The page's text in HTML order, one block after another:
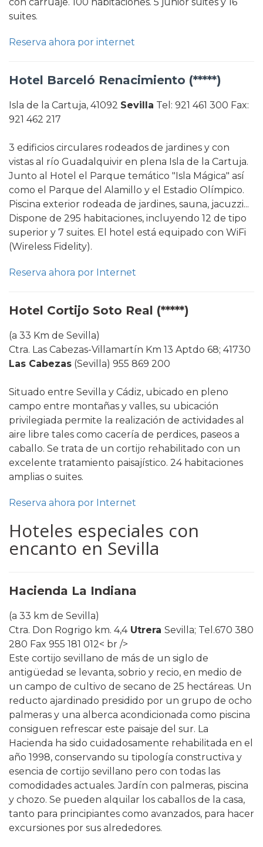
suites.
Reserva ahora por internet
Hotel Barceló Renacimiento (*****)
Isla de la Cartuja, 41092 Sevilla Tel: 921 461 300 Fax:
921 462 217
3 edificios circulares rodeados de jardines y con
vistas al río Guadalquivir en plena Isla de la Cartuja.
Junto al Hotel el Parque temático "Isla Mágica" así
como el Parque del Alamillo y el Estadio Olímpico.
Piscina exterior rodeada de jardines, sauna, jacuzzi...
Dispone de 295 habitaciones, incluyendo 12 de tipo
superior y 7 suites. El hotel está equipado con WiFi
(Wireless Fidelity).
Reserva ahora por Internet
Hotel Cortijo Soto Real (*****)
(a 33 Km de Sevilla)
Ctra. Las Cabezas-Villamartín Km 13 Aptdo 68; 41730
Las Cabezas (Sevilla) 955 869 200
Situado entre Sevilla y Cádiz, ubicado en pleno
campo entre montañas y valles, su ubicación
privilegiada permite la realización de actividades al
aire libre tales como cacería de perdices, paseos a
caballo. Se trata de un cortijo rehabilitado con un
excelente tratamiento paisajístico. 24 habitaciones
amplias o suites.
Reserva ahora por Internet
Hoteles especiales con
encanto en Sevilla
Hacienda La Indiana
(a 33 km de Sevilla)
Ctra. Don Rogrigo km. 4,4Utrera Sevilla; Tel.670 380
280 Fax 955 181 012< br />
Este cortijo sevillano de más de un siglo de
antigüedad se levanta, sobrio y recio, en medio de
un campo de cultivo de secano de 25 hectáreas. Un
reducto ajardinado presidido por un grupo de ocho
palmeras y una alberca acondicionada como piscina
consiguen refrescar este paisaje del sur. La
Hacienda ha sido cuidadosamente rehabilitada en el
año 1998, conservando su tipología constructiva y
esencia de cortijo sevillano pero con todas las
comodidades actuales. Jardín con palmeras, piscina
y chozo. Se pueden alquilar los caballos de la casa,
tanto para principiantes como avanzados, para hacer
excursiones por sus alrededores.